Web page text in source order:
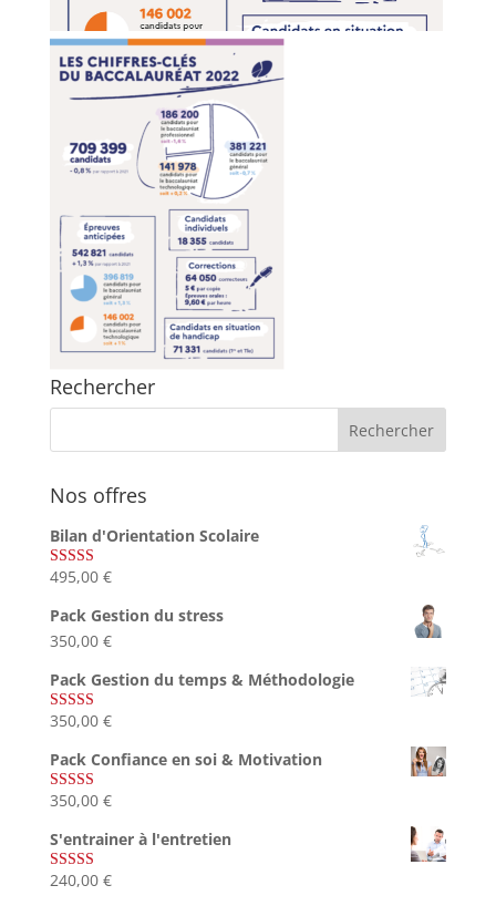
Rechercher
Nos offres
Bilan d'Orientation Scolaire
Note4.75
495,00 €
Pack Gestion du stress
350,00 €
Pack Gestion du temps & Méthodologie
Note5.00
350,00 €
Pack Confiance en soi & Motivation
Note5.00
350,00 €
S'entrainer à l'entretien
Note4.83
240,00 €